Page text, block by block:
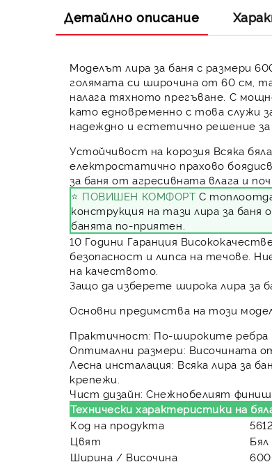
Детайлно описание
Моделътлира за баня с размери
голямата си широчина от 60 см,
налага тяхното прегъване. С
като едновременно с това служи
надеждно и естетично решение за
Устойчивост на корозия Всяка
електростатично прахово
за баня от агресивната влага и
⭐ ПОВИШЕН КОМФОРТ С
конструкция на тази лира за
банята по-приятен.
10 Години Гаранция
безопасност и липса на течове.
на качеството.
Защо да изберете широка лира за
Основни предимства на този
Практичност: По-широките ребра
Оптимални размери: Височината
Лесна инсталация: Всяка лира за
крепежи.
Чист дизайн: Снежнобелият финиш
Технически характеристики на
Код на продукта
Цвят
Бял
Ширина / Височина